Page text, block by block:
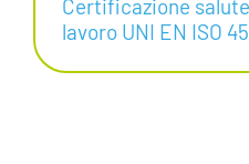
Certificazione
lavoro UNI EN ISO